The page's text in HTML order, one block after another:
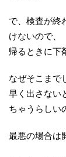
で、検査が終
けないので、
帰るときに下
なぜそこまで
早く出さない
ちゃうらしい
最悪の場合は